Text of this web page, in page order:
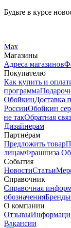
Будьте в курсе
Max
Магазины
Адреса магазинов
Покупателю
Как купить и
программа
ОбойкинДоставка
РоссииОбойкин
не такОбратная
Дизайнерам
Партнёрам
Предложить товар
лицамФраншиза
События
НовостиСтатьи
Справочник
Справочная
обозначенияБренды
О компании
Отзывы
Вакансии